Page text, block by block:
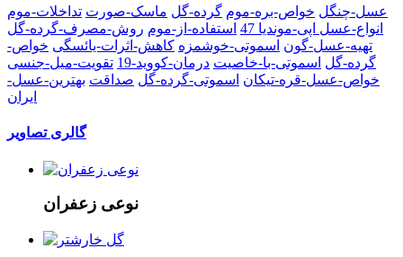
عسل-چنگل خواص-بره-موم گرده-گل ماسک-صورت تداخلات-موم
انواع-عسل اپی-موندیا 47 استفاده-از-موم روش-مصرف-گرده-گل
تهیه-عسل-گون اسموتی-خوشمزه کاهش-اثرات-یائسگی خواص-
گرده-گل اسموتی-با-خاصیت درمان-کووید-19
تقویت-میل-جنسی
خواص-عسل-قره-تیکان اسموتی-گرده-گل صداقت بهترین-عسل-
ایران
گالری تصاویر
نوعی زعفران